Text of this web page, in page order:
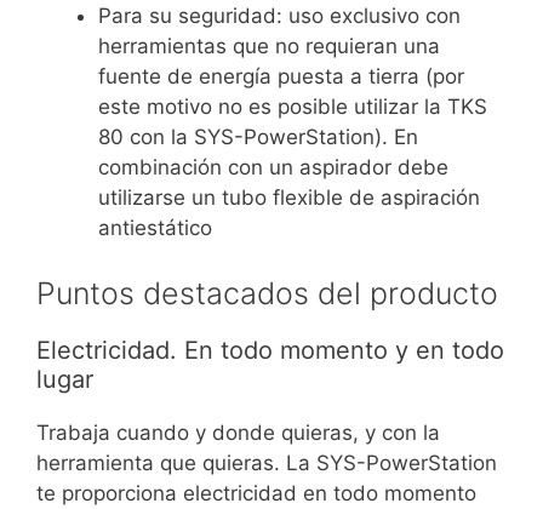
Para su seguridad: uso exclusivo con
herramientas que no requieran una
fuente de energía puesta a tierra (por
este motivo no es posible utilizar la TKS
80 con la SYS-PowerStation). En
combinación con un aspirador debe
utilizarse un tubo flexible de aspiración
antiestático
Puntos destacados del producto
Electricidad. En todo momento y en todo
lugar
Trabaja cuando y donde quieras, y con la
herramienta que quieras. La SYS-PowerStation
te proporciona electricidad en todo momento